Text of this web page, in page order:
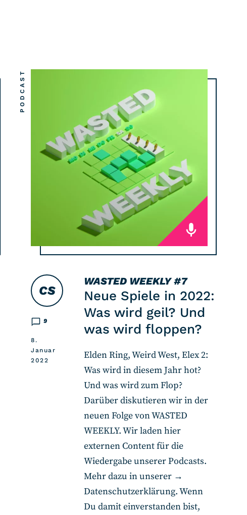
WASTED WEEKLY#7
Neue Spiele in 2022:
Was wird geil? Und
was wird floppen?
PODCAST
CS
9
8.
Januar
2022
Elden Ring, Weird West, Elex 2:
Was wird in diesem Jahr hot?
Und was wird zum Flop?
Darüber diskutieren wir in der
neuen Folge von WASTED
WEEKLY. Wir laden hier
externen Content für die
Wiedergabe unserer Podcasts.
Mehr dazu in unserer →
Datenschutzerklärung. Wenn
Du damit einverstanden bist,